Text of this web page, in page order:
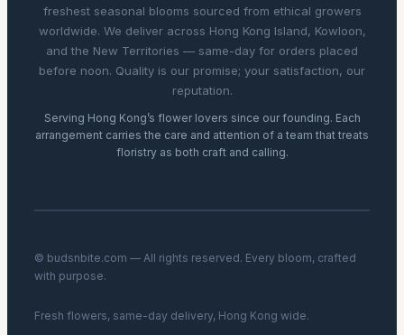
freshest seasonal blooms sourced from ethical growers
worldwide. We deliver across Hong Kong Island, Kowloon,
and the New Territories — same-day for orders placed
before noon. Quality is our promise; your satisfaction, our
reputation.
Serving Hong Kong’s flower lovers since our founding. Each
arrangement carries the care and attention of a team that treats
floristry as both craft and calling.
© budsnbite.com — All rights reserved. Every bloom, crafted
with purpose.
Fresh flowers, same-day delivery, Hong Kong wide.